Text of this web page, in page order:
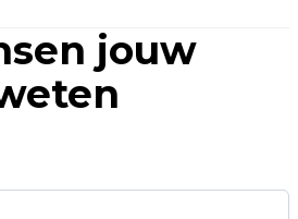
jouw